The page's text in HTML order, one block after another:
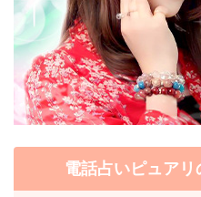
電話占いピュア